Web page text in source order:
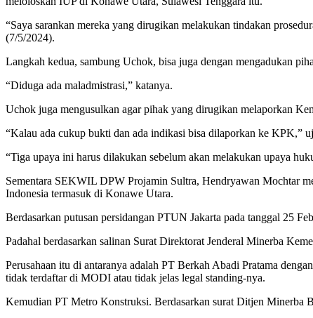
“Saya sarankan mereka yang dirugikan melakukan tindakan
(7/5/2024).
Langkah kedua, sambung Uchok, bisa juga dengan mengadukan
“Diduga ada maladmistrasi,” katanya.
Uchok juga mengusulkan agar pihak yang dirugikan melaporkan
“Kalau ada cukup bukti dan ada indikasi bisa dilaporkan ke KPK,”
“Tiga upaya ini harus dilakukan sebelum akan melakukan upaya
Sementara SEKWIL DPW Projamin Sultra, Hendryawan Mochtar
Indonesia termasuk di Konawe Utara.
Berdasarkan putusan persidangan PTUN Jakarta pada tanggal 25
Padahal berdasarkan salinan Surat Direktorat Jenderal Minerba
Perusahaan itu di antaranya adalah PT Berkah Abadi Pratama
tidak terdaftar di MODI atau tidak jelas legal standing-nya.
Kemudian PT Metro Konstruksi. Berdasarkan surat Ditjen Minerba